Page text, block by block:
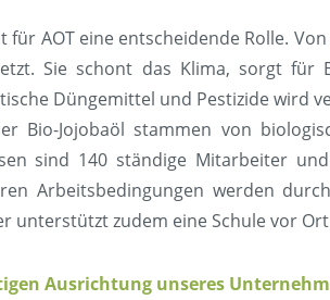
für AOT eine entscheidende Rolle.
Sie schont das Klima, sorgt für
Düngemittel und Pestizide wird
Bio-Jojobaöl stammen von
sind 140 ständige Mitarbeiter
Arbeitsbedingungen werden
unterstützt zudem eine Schule vor
Ausrichtung unseres